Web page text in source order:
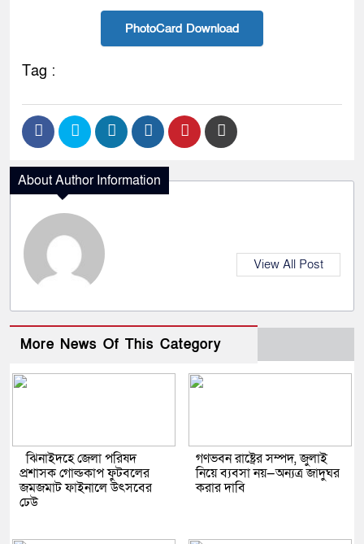
PhotoCard Download
Tag :
About Author Information
View All Post
More News Of This Category
ঝিনাইদহে জেলা পরিষদ
প্রশাসক গোল্ডকাপ ফুটবলের
জমজমাট ফাইনালে উৎসবের
ঢেউ
গণভবন রাষ্ট্রের সম্পদ, জুলাই
নিয়ে ব্যবসা নয়—অন্যত্র জাদুঘর
করার দাবি